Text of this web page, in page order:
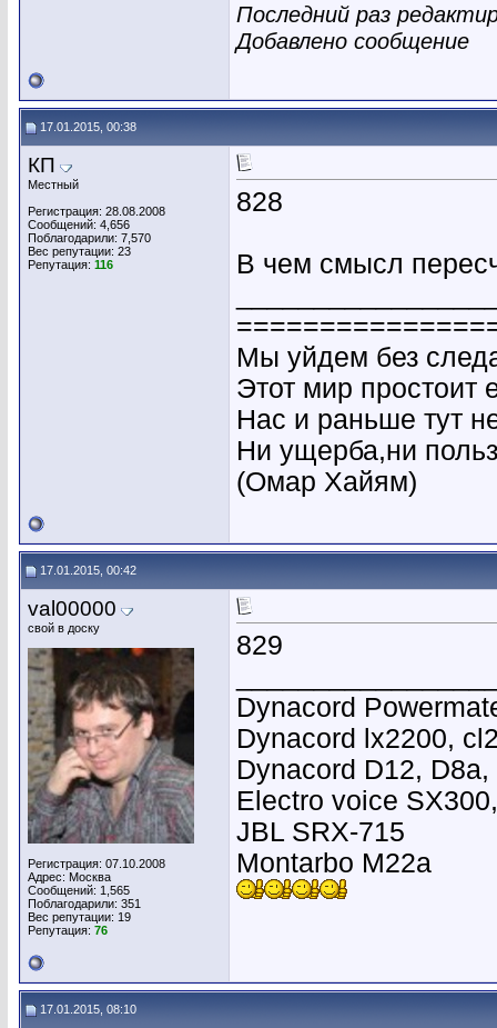
Последний раз
Добавлено сообщение
17.01.2015, 00:38
КП
Местный
Регистрация: 28.08.2008
Сообщений: 4,656
Поблагодарили: 7,570
Вес репутации: 23
Репутация: 116
828
В чем смысл
Мы уйдем без
Этот мир простоит
Нас и раньше тут
Ни ущерба,ни
(Омар Хайям)
17.01.2015, 00:42
val00000
свой в доску
Регистрация: 07.10.2008
Адрес: Москва
Сообщений: 1,565
Поблагодарили: 351
Вес репутации: 19
Репутация: 76
829
Dynacord
Dynacord lx2200,
Dynacord D12,
Electro voice
JBL SRX-715
Montarbo M22a
17.01.2015, 08:10